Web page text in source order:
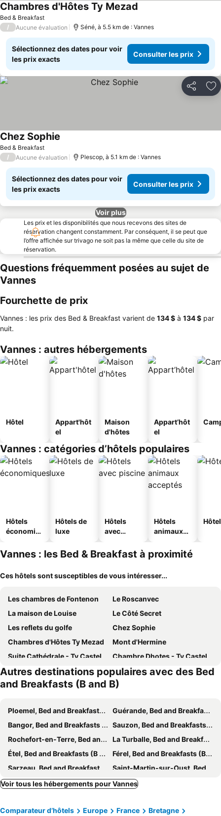
Bed & Breakfast
Chambres d'Hôtes Ty Mezad
/ Aucune évaluation Séné, à 5.5 km de : Vannes
Sélectionnez des dates pour voir
les prix exacts
Consulter les prix
Partager
Bed & Breakfast
Chez Sophie
/ Aucune évaluation Plescop, à 5.1 km de : Vannes
Sélectionnez des dates pour voir
les prix exacts
Consulter les prix
Voir plus
Les prix et les disponibilités que nous recevons des sites de
réservation changent constamment. Par conséquent, il se peut que
l’offre affichée sur trivago ne soit pas la même que celle du site de
réservation.
Questions fréquemment posées au sujet de
Vannes
Fourchette de prix
Vannes : les prix des Bed & Breakfast varient de ‎134 $ à ‎134 $ par
nuit.
Vannes : autres hébergements
Hôtel
Appart'hôt
el
Maison
d'hôtes
Appart’hôt
el
Vannes : catégories d’hôtels populaires
Hôtels
économiq
Hôtels de
luxe
Hôtels
avec
Hôtels
animaux
Vannes : les Bed & Breakfast à proximité
Ces hôtels sont susceptibles de vous intéresser...
Les chambres de Fontenon
Le Roscanvec
La maison de Louise
Le Côté Secret
Les reflets du golfe
Chez Sophie
Chambres d'Hôtes Ty Mezad
Mont d'Hermine
Suite Cathédrale - Ty Castel
Chambre Dhotes - Ty Castel
Ti nomad
Le Clos du Gusquel
Manoir De Gourvinec - Chambre
Casanella
Au Pré Carré
Evned Kelien
Ar Couette
Le Rockin' Chair
Chambres 2 personnes
Chambres d'hôtes Villa Symphorien Surzur
Kerlenn
Le Clos de Kerhouil
Coin Zen Sulnacoise, Linge, Petit-dej, Piscine
B&B Sarzeau
Le Petit Etang
Chambres d'hotes de botconan
Chambres d'hôtes d'Evelyne
Mor Ha March
Autres destinations populaires avec des Bed
and Breakfasts (B and B)
Ploemel, Bed and Breakfasts (B and B)
Guérande, Bed and Breakfasts (B and B)
Bangor, Bed and Breakfasts (B and B)
Sauzon, Bed and Breakfasts (B and B)
Rochefort-en-Terre, Bed and Breakfasts (B and B)
La Turballe, Bed and Breakfasts (B and B)
Étel, Bed and Breakfasts (B and B)
Férel, Bed and Breakfasts (B and B)
Sarzeau, Bed and Breakfasts (B and B)
Saint-Martin-sur-Oust, Bed and Breakfasts (B and B)
Lauzach, Bed and Breakfasts (B and B)
Allaire, Bed and Breakfasts (B and B)
Riantec, Bed and Breakfasts (B and B)
Malestroit, Bed and Breakfasts (B and B)
Voir tous les hébergements pour Vannes
Comparateur d’hôtels Europe France
Bretagne